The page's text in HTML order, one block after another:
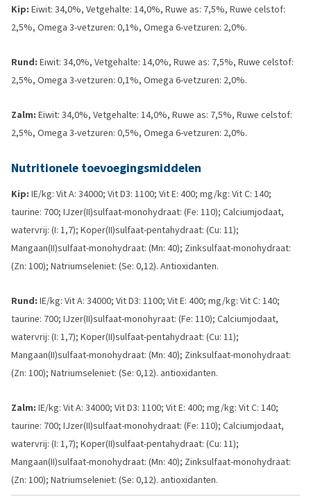
Kip: Eiwit: 34,0%, Vetgehalte: 14,0%, Ruwe as: 7,5%, Ruwe celstof:
2,5%, Omega 3-vetzuren: 0,1%, Omega 6-vetzuren: 2,0%.
Rund: Eiwit: 34,0%, Vetgehalte: 14,0%, Ruwe as: 7,5%, Ruwe celstof:
2,5%, Omega 3-vetzuren: 0,1%, Omega 6-vetzuren: 2,0%.
Zalm: Eiwit: 34,0%, Vetgehalte: 14,0%, Ruwe as: 7,5%, Ruwe celstof:
2,5%, Omega 3-vetzuren: 0,5%, Omega 6-vetzuren: 2,0%.
Nutritionele toevoegingsmiddelen
Kip: IE/kg: Vit A: 34000; Vit D3: 1100; Vit E: 400; mg/kg: Vit C: 140;
taurine: 700; IJzer(II)sulfaat-monohydraat: (Fe: 110); Calciumjodaat,
watervrij: (I: 1,7); Koper(II)sulfaat-pentahydraat: (Cu: 11);
Mangaan(II)sulfaat-monohydraat: (Mn: 40); Zinksulfaat-monohydraat:
(Zn: 100); Natriumseleniet: (Se: 0,12). Antioxidanten.
Rund: IE/kg: Vit A: 34000; Vit D3: 1100; Vit E: 400; mg/kg: Vit C: 140;
taurine: 700; IJzer(II)sulfaat-monohyraat: (Fe: 110); Calciumjodaat,
watervrij: (I: 1,7); Koper(II)sulfaat-pentahydraat: (Cu: 11);
Mangaan(II)sulfaat-monohydraat: (Mn: 40); Zinksulfaat-monohydraat:
(Zn: 100); Natriumseleniet: (Se: 0,12). antioxidanten.
Zalm: IE/kg: Vit A: 34000; Vit D3: 1100; Vit E: 400; mg/kg: Vit C: 140;
taurine: 700; IJzer(II)sulfaat-monohydraat: (Fe: 110); Calciumjodaat,
watervrij: (I: 1,7); Koper(II)sulfaat-pentahydraat: (Cu: 11);
Mangaan(II)sulfaat-monohydraat: (Mn: 40); Zinksulfaat-monohydraat:
(Zn: 100); Natriumseleniet: (Se: 0,12). antioxidanten.